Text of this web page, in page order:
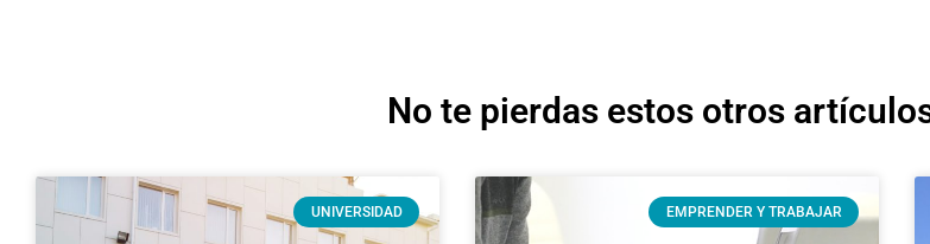
No te pierdas estos otros
UNIVERSIDAD EMPRENDER Y TRABAJAR